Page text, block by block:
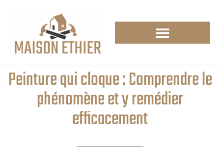
Peinture qui cloque : Comprendre le
phénomène et y remédier
efficacement